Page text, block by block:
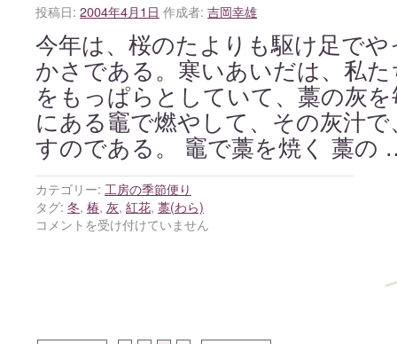
投稿日: 2004年4月1日 作成者: 吉岡幸雄
今年は、桜のたよりも駆け足で
かさである。寒いあいだは、私
をもっぱらとしていて、藁の灰
にある竈で燃やして、その灰汁
すのである。 竈で藁を焼く 藁
カテゴリー: 工房の季節便り
タグ: 冬, 椿, 灰, 紅花, 藁(わら)
コメントを受け付けていません